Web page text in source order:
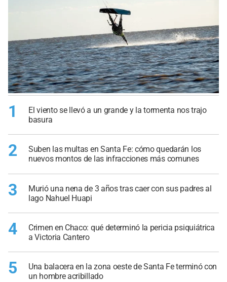
1
El viento se llevó a un grande y la tormenta nos trajo
basura
2
Suben las multas en Santa Fe: cómo quedarán los
nuevos montos de las infracciones más comunes
3
Murió una nena de 3 años tras caer con sus padres al
lago Nahuel Huapi
4
Crimen en Chaco: qué determinó la pericia psiquiátrica
a Victoria Cantero
5
Una balacera en la zona oeste de Santa Fe terminó con
un hombre acribillado